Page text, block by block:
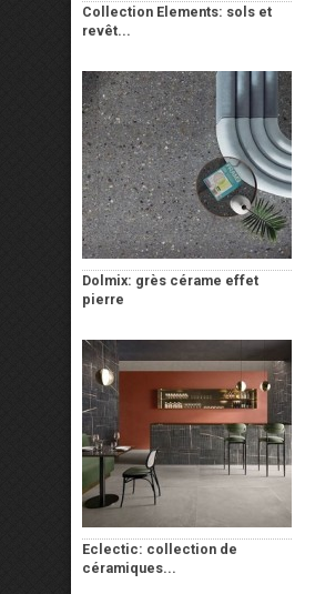
Collection Elements: sols et
revêt...
Dolmix: grès cérame effet
pierre
Eclectic: collection de
céramiques...